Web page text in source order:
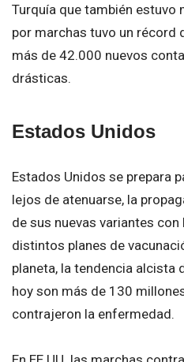
Turquía que también estuvo
por marchas tuvo un récord
más de 42.000 nuevos
drásticas.
Estados Unidos
Estados Unidos se prepara
lejos de atenuarse, la
de sus nuevas variantes
distintos planes de
planeta, la tendencia alcista
hoy son más de 130
contrajeron la enfermedad.